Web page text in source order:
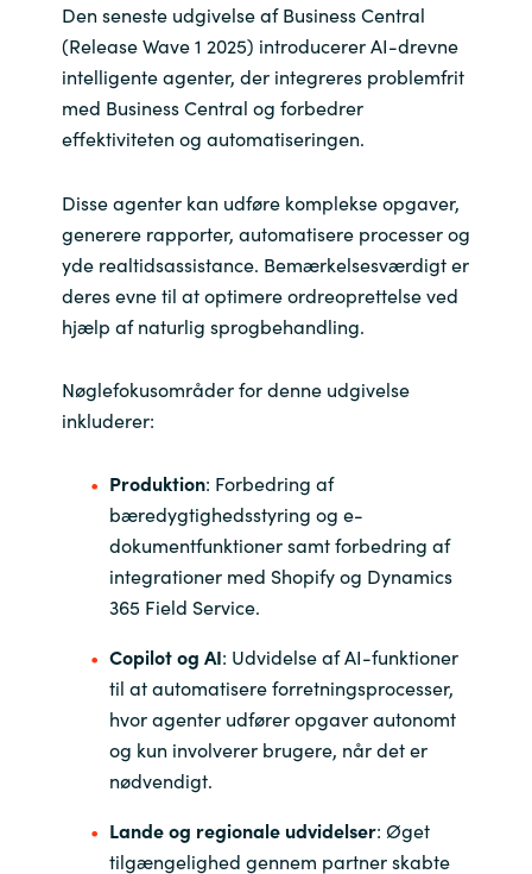
Kuwait
Latvia
Lithuania
Malaysia
Middle East
Netherlands
Norway
Philippines
Poland
Qatar
Romania
Den seneste udgivelse af Business Central
(Release Wave 1 2025) introducerer AI-drevne
intelligente agenter, der integreres problemfrit
med Business Central og forbedrer
effektiviteten og automatiseringen.
Disse agenter kan udføre komplekse opgaver,
generere rapporter, automatisere processer og
yde realtidsassistance. Bemærkelsesværdigt er
deres evne til at optimere ordreoprettelse ved
hjælp af naturlig sprogbehandling.
Nøglefokusområder for denne udgivelse
inkluderer:
Produktion: Forbedring af
bæredygtighedsstyring og e-
dokumentfunktioner samt forbedring af
integrationer med Shopify og Dynamics
365 Field Service.
Copilot og AI: Udvidelse af AI-funktioner
til at automatisere forretningsprocesser,
hvor agenter udfører opgaver autonomt
og kun involverer brugere, når det er
nødvendigt.
Lande og regionale udvidelser: Øget
tilgængelighed gennem partner skabte